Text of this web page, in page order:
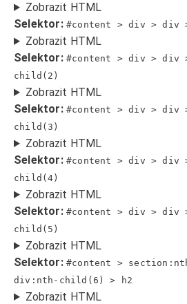
Zobrazit HTML
Selektor: #content > div > div
Zobrazit HTML
Selektor: #content > div > div
child(2)
Zobrazit HTML
Selektor: #content > div > div
child(3)
Zobrazit HTML
Selektor: #content > div > div
child(4)
Zobrazit HTML
Selektor: #content > div > div
child(5)
Zobrazit HTML
Selektor: #content >
div:nth-child(6) > h2
Zobrazit HTML